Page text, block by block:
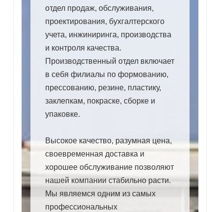
отдел продаж, обслуживания,
проектирования, бухгалтерского
учета, инжиниринга, производства
и контроля качества.
Производственный отдел включает
в себя филиалы по формованию,
прессованию, резине, пластику,
заклепкам, покраске, сборке и
упаковке.
Высокое качество, разумная цена,
своевременная доставка и
хорошее обслуживание позволяют
нашей компании стабильно расти.
Мы являемся одним из самых
профессиональных